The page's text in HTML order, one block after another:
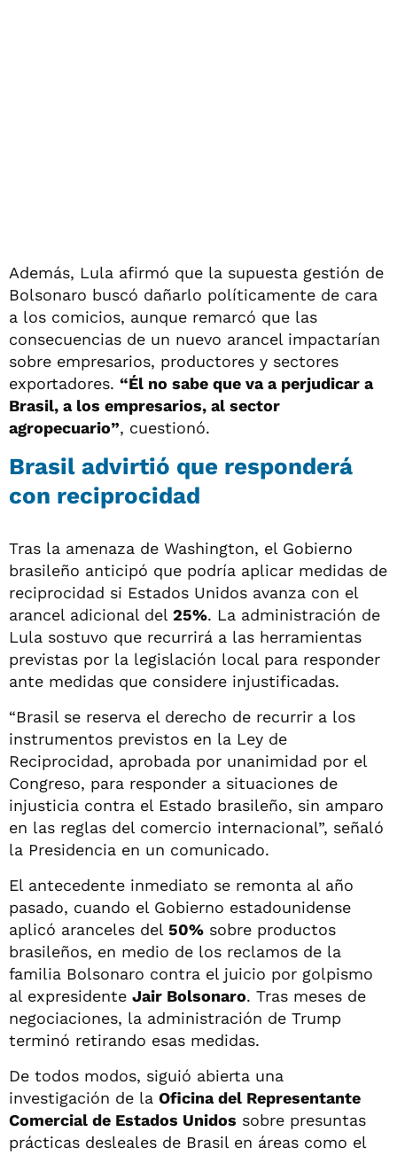
Además, Lula afirmó que la supuesta gestión de
Bolsonaro buscó dañarlo políticamente de cara
a los comicios, aunque remarcó que las
consecuencias de un nuevo arancel impactarían
sobre empresarios, productores y sectores
exportadores. “Él no sabe que va a perjudicar a
Brasil, a los empresarios, al sector
agropecuario”, cuestionó.
Brasil advirtió que responderá
con reciprocidad
Tras la amenaza de Washington, el Gobierno
brasileño anticipó que podría aplicar medidas de
reciprocidad si Estados Unidos avanza con el
arancel adicional del 25%. La administración de
Lula sostuvo que recurrirá a las herramientas
previstas por la legislación local para responder
ante medidas que considere injustificadas.
“Brasil se reserva el derecho de recurrir a los
instrumentos previstos en la Ley de
Reciprocidad, aprobada por unanimidad por el
Congreso, para responder a situaciones de
injusticia contra el Estado brasileño, sin amparo
en las reglas del comercio internacional”, señaló
la Presidencia en un comunicado.
El antecedente inmediato se remonta al año
pasado, cuando el Gobierno estadounidense
aplicó aranceles del 50% sobre productos
brasileños, en medio de los reclamos de la
familia Bolsonaro contra el juicio por golpismo
al expresidente Jair Bolsonaro. Tras meses de
negociaciones, la administración de Trump
terminó retirando esas medidas.
De todos modos, siguió abierta una
investigación de la Oficina del Representante
Comercial de Estados Unidos sobre presuntas
prácticas desleales de Brasil en áreas como el